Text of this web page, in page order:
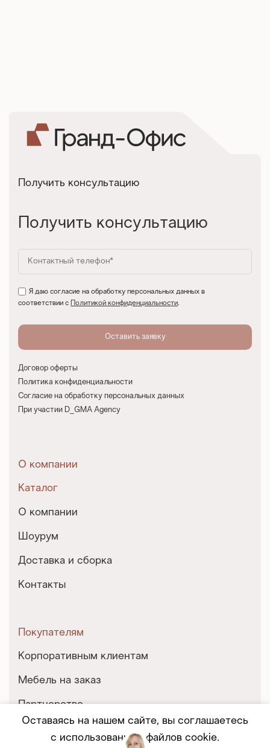
Получить консультацию
Получить консультацию
Я даю согласие на обработку персональных данных в
соответствии с
Политикой конфиденциальности.
Договор оферты
Политика конфиденциальности
Согласие на обработку персональных данных
При участии D_GMA Agency
О компании
Каталог
О компании
Шоурум
Доставка и сборка
Контакты
Покупателям
Корпоративным клиентам
Мебель на заказ
Партнерство
Оставаясь на нашем сайте, вы соглашаетесь
с использованием файлов cookie.